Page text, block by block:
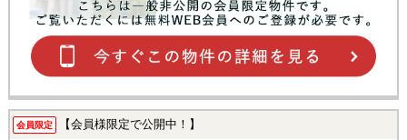
会員限定 【会員様限定で公開中！】